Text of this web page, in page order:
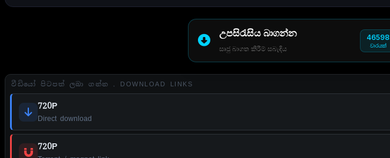
උපසිරැසිය බාගන්න
සෘජු බාගත කිරීම් සබැඳිය
46598
වාරයක්
වීඩියෝ පිටපත් ලබා ගන්න . DOWNLOAD LINKS
720P
Direct download
720P